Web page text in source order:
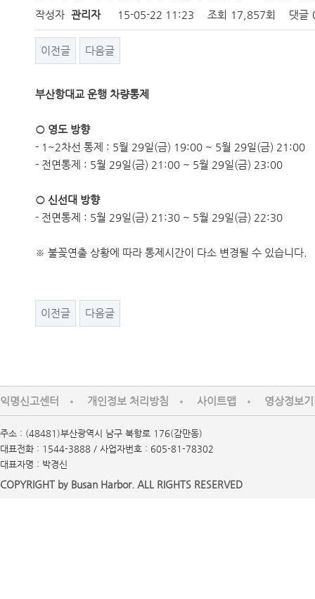
작성자 관리자 15-05-22 11:23 조회 17,857회 댓글
이전글 다음글
부산항대교 운행 차량통제
○ 영도 방향
- 1~2차선 통제 : 5월 29일(금) 19:00 ~ 5월 29일(금) 21:00
- 전면통제 : 5월 29일(금) 21:00 ~ 5월 29일(금) 23:00
○ 신선대 방향
- 전면통제 : 5월 29일(금) 21:30 ~ 5월 29일(금) 22:30
※ 불꽂연출 상황에 따라 통제시간이 다소 변경될 수 있습니다.
이전글 다음글
익명신고센터 개인정보 처리방침 사이트맵 영상정보
주소 : (48481)부산광역시 남구 북항로 176(감만동)
대표전화 : 1544-3888 / 사업자번호 : 605-81-78302
대표자명 : 박경신
COPYRIGHT by Busan Harbor. ALL RIGHTS RESERVED